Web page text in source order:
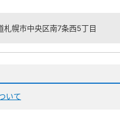
札幌市中央区南7条西5丁目
いて